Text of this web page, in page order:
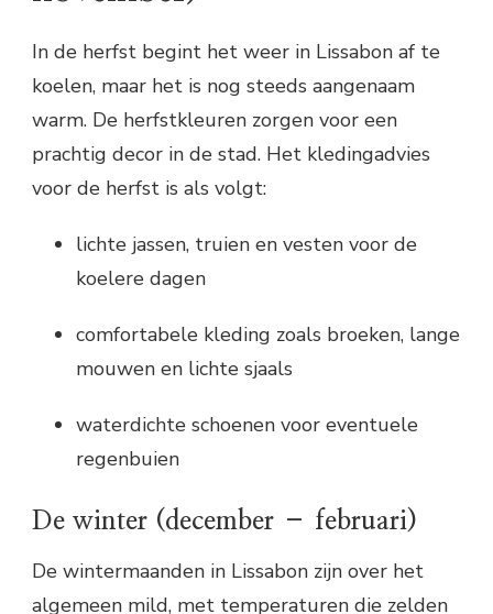
In de herfst begint het weer in Lissabon af te
koelen, maar het is nog steeds aangenaam
warm. De herfstkleuren zorgen voor een
prachtig decor in de stad. Het kledingadvies
voor de herfst is als volgt:
lichte jassen, truien en vesten voor de
koelere dagen
comfortabele kleding zoals broeken, lange
mouwen en lichte sjaals
waterdichte schoenen voor eventuele
regenbuien
De winter (december – februari)
De wintermaanden in Lissabon zijn over het
algemeen mild, met temperaturen die zelden